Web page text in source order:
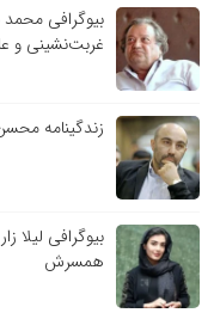
بیوگرافی
غربت‌نشینی و
زندگینامه
بیوگرافی
همسرش